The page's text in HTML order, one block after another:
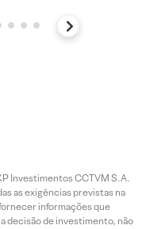
Investimentos CCTVM S.A.
as exigências previstas na
informações que
decisão de investimento, não